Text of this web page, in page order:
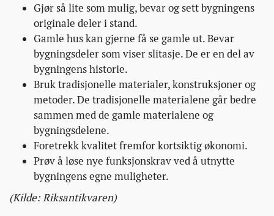
Gjør så lite som mulig, bevar og sett bygningens
originale deler i stand.
Gamle hus kan gjerne få se gamle ut. Bevar
bygningsdeler som viser slitasje. De er en del av
bygningens historie.
Bruk tradisjonelle materialer, konstruksjoner og
metoder. De tradisjonelle materialene går bedre
sammen med de gamle materialene og
bygningsdelene.
Foretrekk kvalitet fremfor kortsiktig økonomi.
Prøv å løse nye funksjonskrav ved å utnytte
bygningens egne muligheter.
(Kilde: Riksantikvaren)